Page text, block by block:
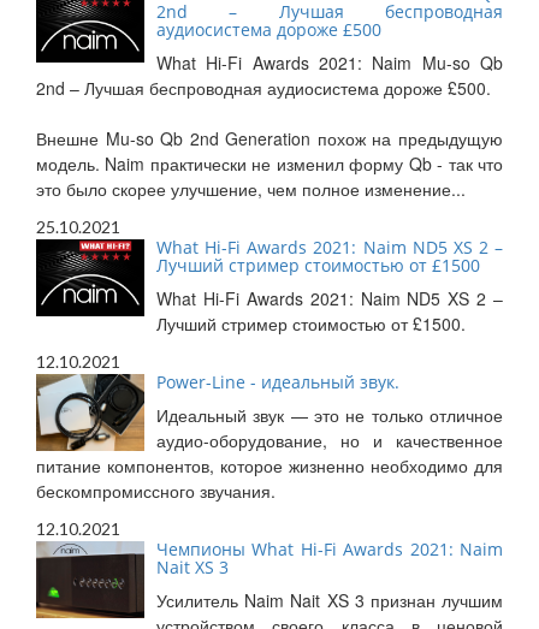
2nd – Лучшая беспроводная
аудиосистема дороже £500
What Hi-Fi Awards 2021: Naim Mu-so Qb
2nd – Лучшая беспроводная аудиосистема дороже £500.
Внешне Mu-so Qb 2nd Generation похож на предыдущую
модель. Naim практически не изменил форму Qb - так что
это было скорее улучшение, чем полное изменение...
25.10.2021
What Hi-Fi Awards 2021: Naim ND5 XS 2 –
Лучший стример стоимостью от £1500
What Hi-Fi Awards 2021: Naim ND5 XS 2 –
Лучший стример стоимостью от £1500.
12.10.2021
Power-Line - идеальный звук.
Идеальный звук — это не только отличное
аудио-оборудование, но и качественное
питание компонентов, которое жизненно необходимо для
бескомпромиссного звучания.
12.10.2021
Чемпионы What Hi-Fi Awards 2021: Naim
Nait XS 3
Усилитель Naim Nait XS 3 признан лучшим